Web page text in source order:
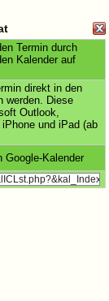
Termin durch
Kalender auf
direkt in den
werden. Diese
Outlook,
und iPad (ab
Google-Kalender